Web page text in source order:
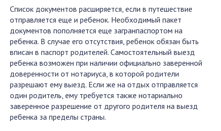
Список документов расширяется, если в путешествие
отправляется еще и ребенок. Необходимый пакет
документов пополняется еще загранпаспортом на
ребенка. В случае его отсутствия, ребенок обязан быть
вписан в паспорт родителей. Самостоятельный выезд
ребенка возможен при наличии официально заверенной
доверенности от нотариуса, в которой родители
разрешают ему выезд. Если же на отдых отправляется
один родитель, ему требуется также нотариально
заверенное разрешение от другого родителя на выезд
ребенка за пределы страны.